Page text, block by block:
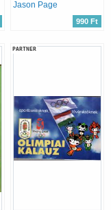
Jason Page
990 Ft
PARTNER